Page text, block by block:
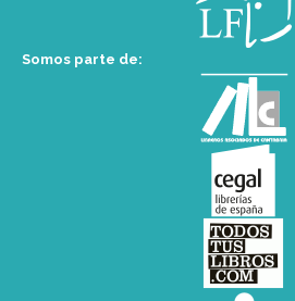
Somos parte de: